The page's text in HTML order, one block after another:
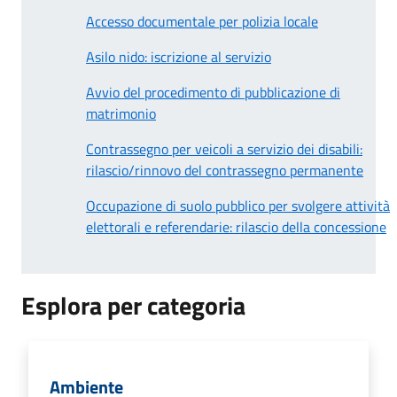
Accesso documentale per polizia locale
Asilo nido: iscrizione al servizio
Avvio del procedimento di pubblicazione di
matrimonio
Contrassegno per veicoli a servizio dei disabili:
rilascio/rinnovo del contrassegno permanente
Occupazione di suolo pubblico per svolgere attività
elettorali e referendarie: rilascio della concessione
Esplora per categoria
Ambiente